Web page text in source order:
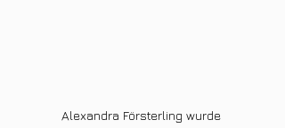
Alexandra Försterling wurde